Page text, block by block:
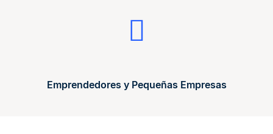
Emprendedores y Pequeñas Empresas